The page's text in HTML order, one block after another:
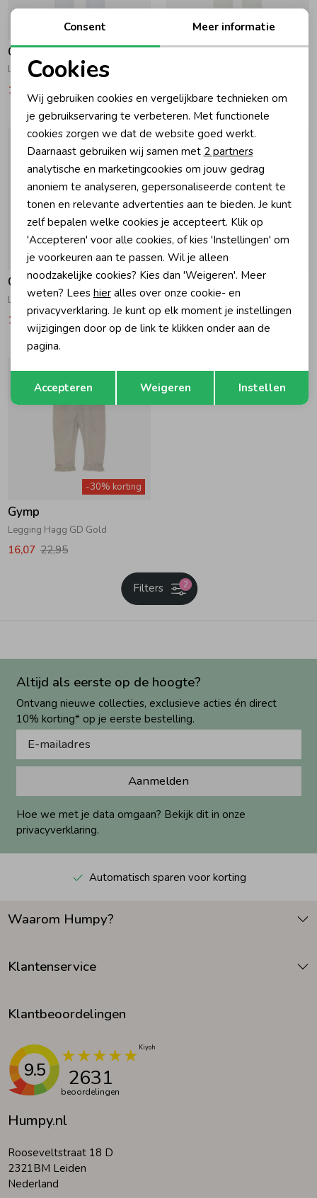
Kledingaccessoires
Winteraccessoires
-30% korting
Gymp
Legging Aerobic W White
13,97
-30% korting
Gymp
-30% korting
Gymp
Legging Aerobic LR Light Pink
13,97 19,95
Gymp
Legging Aerobic VR Old Rose
19,95
-30% korting
Gymp
Legging Hagg GD Gold
16,07 22,95
2
Filters
Altijd als eerste op de hoogte?
Ontvang nieuwe collecties, exclusieve acties én direct
10% korting* op je eerste bestelling.
Aanmelden
Hoe we met je data omgaan? Bekijk dit in onze
privacyverklaring.
Automatisch sparen voor korting
Humpy.nl
Rooseveltstraat 18 D
2321BM Leiden
Nederland
Waarom Humpy?
Klantenservice
Klantbeoordelingen
9.5 2631
beoordelingen
Noodzakelijke cookies
Personalisatie cookies
Analytische cookies
Marketing cookies
Opslaan
Consent Meer informatie
Cookies
Wij gebruiken cookies en vergelijkbare technieken om
je gebruikservaring te verbeteren. Met functionele
cookies zorgen we dat de website goed werkt.
Daarnaast gebruiken wij samen met 2 partners
analytische en marketingcookies om jouw gedrag
anoniem te analyseren, gepersonaliseerde content te
tonen en relevante advertenties aan te bieden. Je kunt
zelf bepalen welke cookies je accepteert. Klik op
'Accepteren' voor alle cookies, of kies 'Instellingen' om
je voorkeuren aan te passen. Wil je alleen
noodzakelijke cookies? Kies dan 'Weigeren'. Meer
weten? Lees hieralles over onze cookie- en
privacyverklaring. Je kunt op elk moment je instellingen
wijzigingen door op de link te klikken onder aan de
pagina.
Accepteren Weigeren Instellen